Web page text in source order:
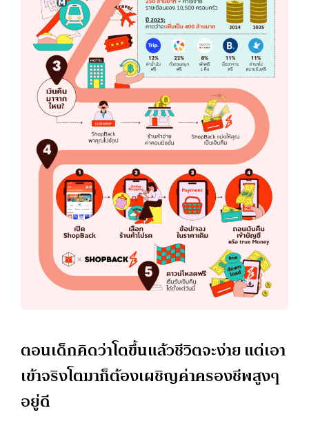
ตอนเด็กคิดว่าโตขึ้นแล้วชีวิตจะง่าย แต่เอา
เข้าจริงโตมาก็ต้องเผชิญค่าครองชีพสูงๆ
อยู่ดี